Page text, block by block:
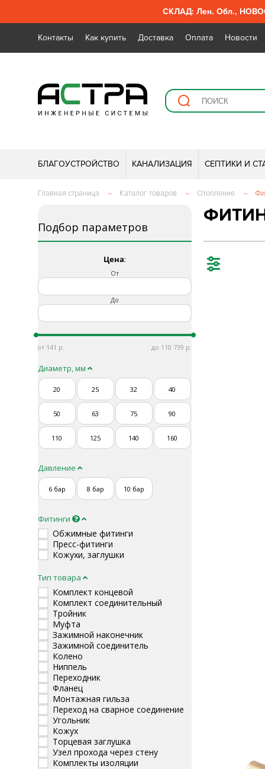
СКЛАД: Лен. Обл.,
Контакты Как купить Доставка Оплата Новости
БЛАГОУСТРОЙСТВО КАНАЛИЗАЦИЯ СЕПТИКИ И
Главная страница – Каталог товаров – Отопление –
Подбор параметров
Цена:
От
До
141 110 739
Диаметр, мм
20 25 32 40
50 63 75 90
110 125 140 160
Давление
6 бар 8 бар 10 бар
Фитинги
Обжимные фитинги
Пресс-фитинги
Кожухи, заглушки
Тип товара
Комплект концевой
Комплект соединительный
Тройник
Муфта
Зажимной наконечник
Зажимной соединитель
Колено
Ниппель
Переходник
Фланец
Монтажная гильза
Переход на сварное соединение
Угольник
Кожух
Торцевая заглушка
Узел прохода через стену
Комплекты изоляции